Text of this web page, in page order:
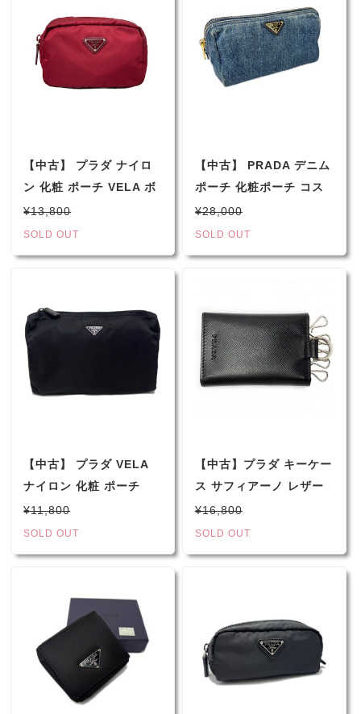
【中古】 プラダ ナイロ
ン 化粧 ポーチ VELA ボ
ルドー アカ MV340 レデ
ィース
¥13,800
SOLD OUT
【中古】 PRADA デニム
ポーチ 化粧ポーチ コス
メポーチ DENIM 小物入
れ マルチポーチ トラベ
ルポーチ デニムブルー
¥28,000
SOLD OUT
【中古】 プラダ VELA
ナイロン 化粧 ポーチ
MV12 ブラック
¥11,800
SOLD OUT
【中古】プラダ キーケー
ス サフィアーノ レザー
6連タイプ ブラック
2M0025 メンズ
¥16,800
SOLD OUT